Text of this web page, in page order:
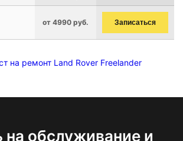
от 4990 руб. Записаться
на ремонт Land Rover Freelander
на обслуживание и